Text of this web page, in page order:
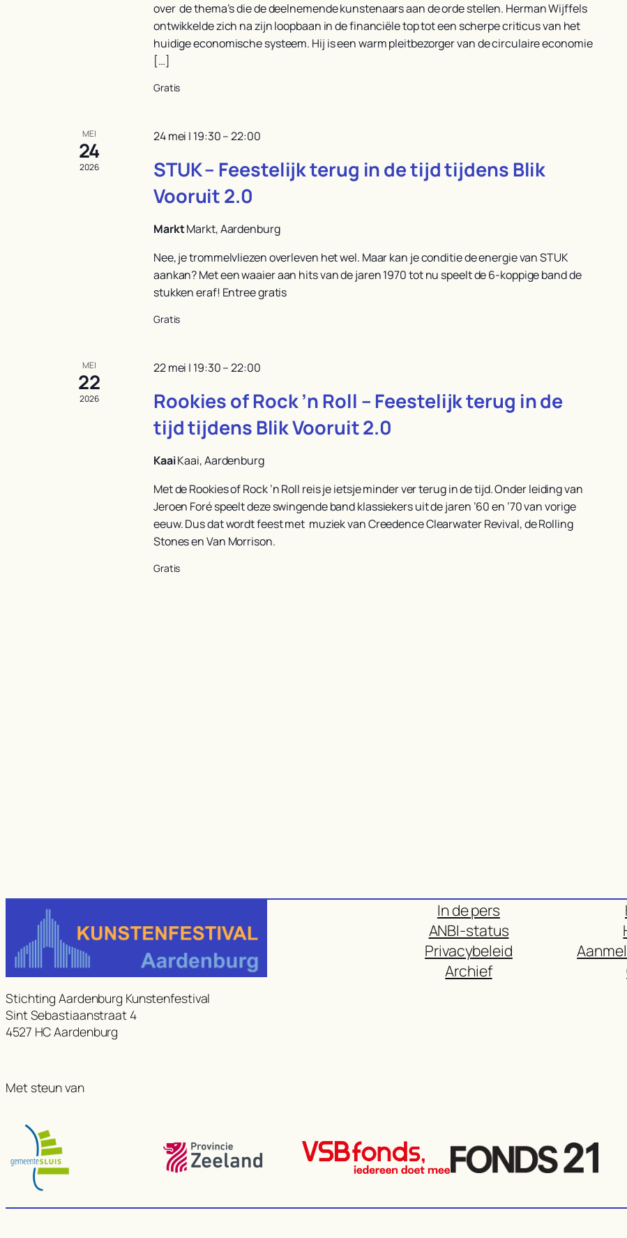
over de thema’s die de deelnemende kunstenaars aan de orde stellen. Herman Wijffels
ontwikkelde zich na zijn loopbaan in de financiële top tot een scherpe criticus van het
huidige economische systeem. Hij is een warm pleitbezorger van de circulaire economie
[…]
Gratis
MEI
24
2026
24 mei | 19:30–22:00
STUK – Feestelijk terug in de tijd tijdens Blik
Vooruit 2.0
MarktMarkt, Aardenburg
Nee, je trommelvliezen overleven het wel. Maar kan je conditie de energie van STUK
aankan? Met een waaier aan hits van de jaren 1970 tot nu speelt de 6-koppige band de
stukken eraf! Entree gratis
Gratis
MEI
22
2026
22 mei | 19:30–22:00
Rookies of Rock ’n Roll – Feestelijk terug in de
tijd tijdens Blik Vooruit 2.0
KaaiKaai, Aardenburg
Met de Rookies of Rock ’n Roll reis je ietsje minder ver terug in de tijd. Onder leiding van
Jeroen Foré speelt deze swingende band klassiekers uit de jaren ’60 en ’70 van vorige
eeuw. Dus dat wordt feest met muziek van Creedence Clearwater Revival, de Rolling
Stones en Van Morrison.
Gratis
Stichting Aardenburg Kunstenfestival
Sint Sebastiaanstraat 4
4527 HC Aardenburg
In de pers
ANBI-status
Privacybeleid
Archief
Met steun van